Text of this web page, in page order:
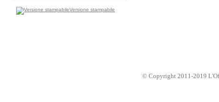
Versione stampabile
© Copyright 2011-2019